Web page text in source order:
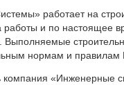
работает на
и по настоящее
Выполняемые
нормам и правилам
компания «Инженерные